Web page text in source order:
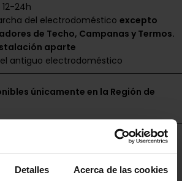
Detalles Acerca de las cookies
24h
del electrodomésticoexcepto
de Techo, Campanas y Termos.
aparte
antiguo electrodoméstico
únicamente en la Región de